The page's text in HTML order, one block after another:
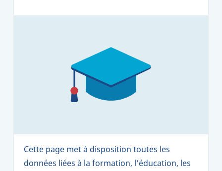
Cette page met à disposition toutes les
données liées à la formation, l’éducation, les